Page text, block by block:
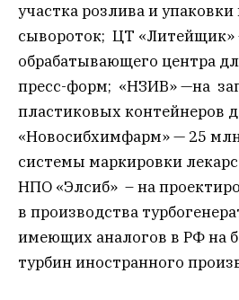
участка розлива и
сывороток; ЦТ «Литейщик»
обрабатывающего центра
пресс-форм; «НЗИВ» —на
пластиковых контейнеров
«Новосибхимфарм» — 25
системы маркировки
НПО «Элсиб» – на
в производства
имеющих аналогов в РФ на
турбин иностранного